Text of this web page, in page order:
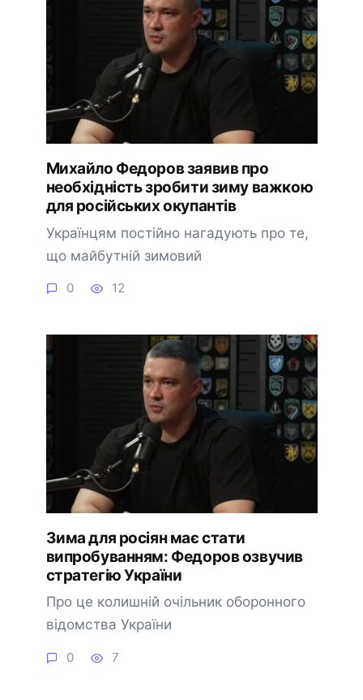
Михайло Федоров заявив про
необхідність зробити зиму важкою
для російських окупантів
Українцям постійно нагадують про те,
що майбутній зимовий
0 12
Зима для росіян має стати
випробуванням: Федоров озвучив
стратегію України
Про це колишній очільник оборонного
відомства України
0 7